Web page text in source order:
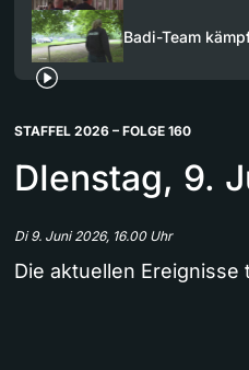
Badi-Team
STAFFEL 2026 – FOLGE 160
DIenstag, 9.
Di 9. Juni 2026, 16.00 Uhr
Die aktuellen Ereignisse